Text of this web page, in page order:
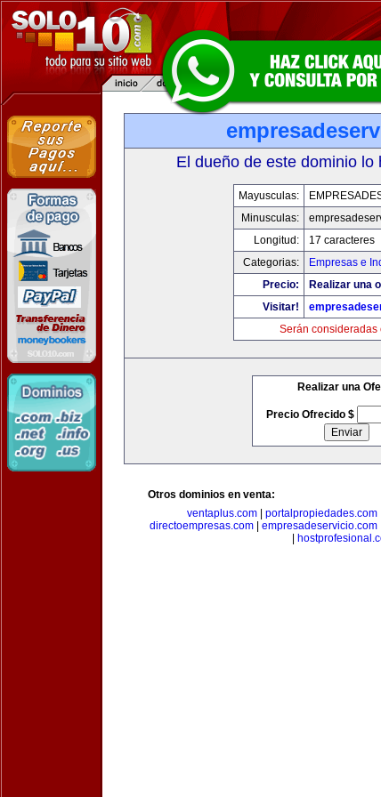
El dueño de este dominio lo
Mayusculas:
Minusculas:
Longitud:
17 caracteres
Categorias:
Empresas e
Precio:
Realizar una
Visitar!
Serán consideradas
Realizar una
Precio Ofrecido $
Otros dominios en venta:
ventaplus.com
portalpropiedades.com
directoempresas.com
empresadeservicio.com